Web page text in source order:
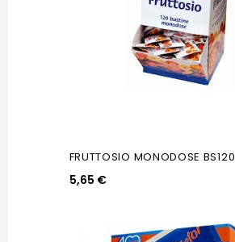
FRUTTOSIO MONODOSE BS120
5,65 €